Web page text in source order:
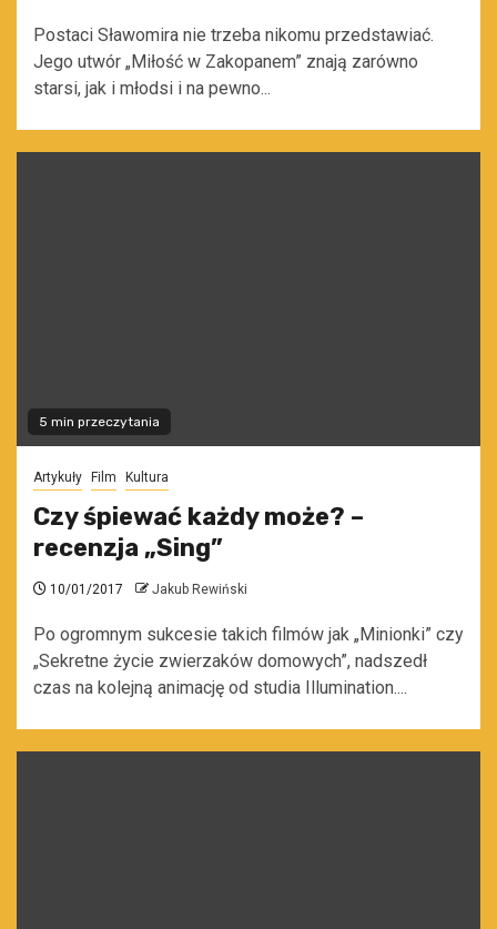
Postaci Sławomira nie trzeba nikomu przedstawiać.
Jego utwór „Miłość w Zakopanem” znają zarówno
starsi, jak i młodsi i na pewno...
5 min przeczytania
Artykuły Film Kultura
Czy śpiewać każdy może? –
recenzja „Sing”
10/01/2017 Jakub Rewiński
Po ogromnym sukcesie takich filmów jak „Minionki” czy
„Sekretne życie zwierzaków domowych”, nadszedł
czas na kolejną animację od studia Illumination....